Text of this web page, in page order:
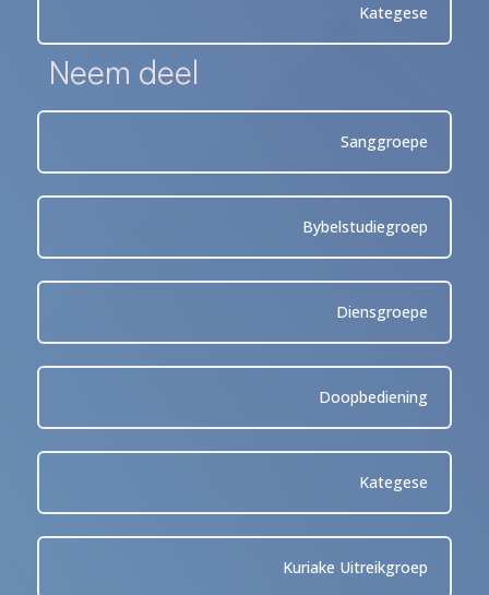
Kategese
Neem deel
Sanggroepe
Bybelstudiegroep
Diensgroepe
Doopbediening
Kategese
Kuriake Uitreikgroep